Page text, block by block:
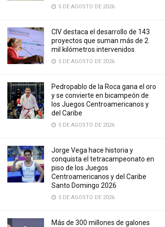
5 DE AGOSTO DE 2026
CIV destaca el desarrollo de 143
proyectos que suman más de 2
mil kilómetros intervenidos
5 DE AGOSTO DE 2026
Pedropablo de la Roca gana el oro
y se convierte en bicampeón de
los Juegos Centroamericanos y
del Caribe
5 DE AGOSTO DE 2026
Jorge Vega hace historia y
conquista el tetracampeonato en
piso de los Juegos
Centroamericanos y del Caribe
Santo Domingo 2026
5 DE AGOSTO DE 2026
Más de 300 millones de galones